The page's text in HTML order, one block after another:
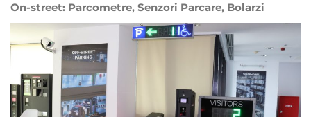
On-street: Parcometre, Senzori Parcare, Bolarzi